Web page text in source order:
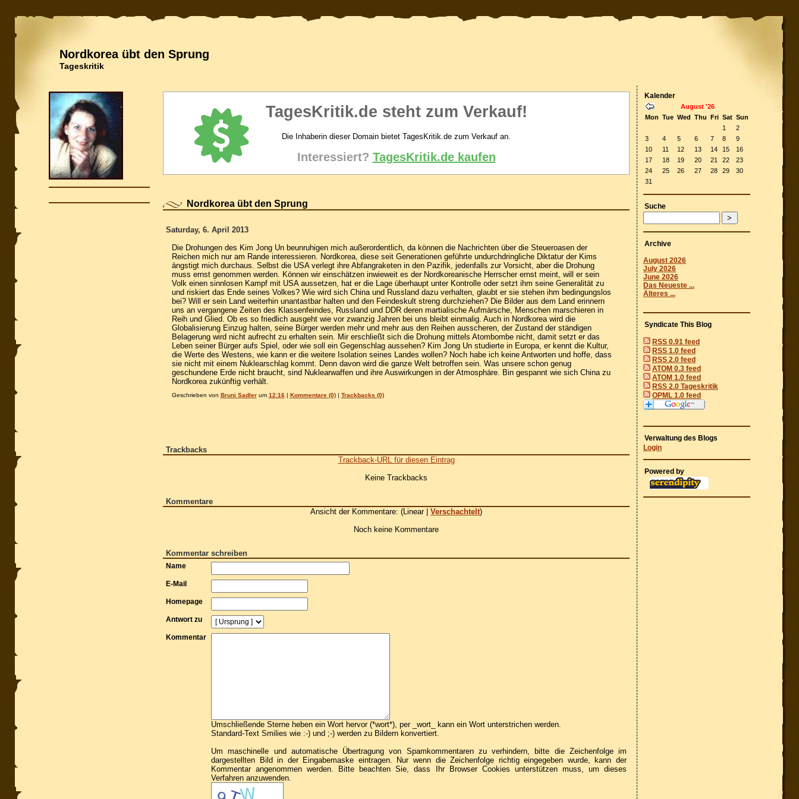
Nordkorea übt den Sprung
Tageskritik
TagesKritik.de steht zum Verkauf!
Die Inhaberin dieser Domain bietet TagesKritik.de zum Verkauf an.
Interessiert? TagesKritik.de kaufen
Nordkorea übt den Sprung
Saturday, 6. April 2013
Die Drohungen des Kim Jong Un beunruhigen mich außerordentlich, da können die Nachrichten über die Steueroasen der
Reichen mich nur am Rande interessieren. Nordkorea, diese seit Generationen geführte undurchdringliche Diktatur der Kims
ängstigt mich durchaus. Selbst die USA verlegt ihre Abfangraketen in den Pazifik, jedenfalls zur Vorsicht, aber die Drohung
muss ernst genommen werden. Können wir einschätzen inwieweit es der Nordkoreanische Herrscher ernst meint, will er sein
Volk einen sinnlosen Kampf mit USA aussetzen, hat er die Lage überhaupt unter Kontrolle oder setzt ihm seine Generalität zu
und riskiert das Ende seines Volkes? Wie wird sich China und Russland dazu verhalten, glaubt er sie stehen ihm bedingungslos
bei? Will er sein Land weiterhin unantastbar halten und den Feindeskult streng durchziehen? Die Bilder aus dem Land erinnern
uns an vergangene Zeiten des Klassenfeindes, Russland und DDR deren martialische Aufmärsche, Menschen marschieren in
Reih und Glied. Ob es so friedlich ausgeht wie vor zwanzig Jahren bei uns bleibt einmalig. Auch in Nordkorea wird die
Globalisierung Einzug halten, seine Bürger werden mehr und mehr aus den Reihen ausscheren, der Zustand der ständigen
Belagerung wird nicht aufrecht zu erhalten sein. Mir erschließt sich die Drohung mittels Atombombe nicht, damit setzt er das
Leben seiner Bürger aufs Spiel, oder wie soll ein Gegenschlag aussehen? Kim Jong Un studierte in Europa, er kennt die Kultur,
die Werte des Westens, wie kann er die weitere Isolation seines Landes wollen? Noch habe ich keine Antworten und hoffe, dass
sie nicht mit einem Nuklearschlag kommt. Denn davon wird die ganze Welt betroffen sein. Was unsere schon genug
geschundene Erde nicht braucht, sind Nuklearwaffen und ihre Auswirkungen in der Atmosphäre. Bin gespannt wie sich China zu
Nordkorea zukünftig verhält.
Geschrieben von Bruni Sadlerum 12:16| Kommentare (0)| Trackbacks (0)
Trackbacks
Trackback-URL für diesen Eintrag
Keine Trackbacks
Kommentare
Ansicht der Kommentare: (Linear | Verschachtelt)
Noch keine Kommentare
Kommentar schreiben
Name
E-Mail
Homepage
Antwort zu
Kommentar
Umschließende Sterne heben ein Wort hervor (*wort*), per _wort_ kann ein Wort unterstrichen werden.
Standard-Text Smilies wie :-) und ;-) werden zu Bildern konvertiert.
Um maschinelle und automatische Übertragung von Spamkommentaren zu verhindern, bitte die Zeichenfolge im
dargestellten Bild in der Eingabemaske eintragen. Nur wenn die Zeichenfolge richtig eingegeben wurde, kann der
Kommentar angenommen werden. Bitte beachten Sie, dass Ihr Browser Cookies unterstützen muss, um dieses
Verfahren anzuwenden.
Kalender
August '26
Mon Tue Wed Thu Fri Sat Sun
1
2
3
4 5 6 7 8
9
10
11 12 13 14 15
16
17
18 19 20 21 22
23
24
25 26 27 28 29
30
31
Suche
Archive
August 2026
July 2026
June 2026
Das Neueste ...
Älteres ...
Syndicate This Blog
RSS 0.91 feed
RSS 1.0 feed
RSS 2.0 feed
ATOM 0.3 feed
ATOM 1.0 feed
RSS 2.0 Tageskritik
OPML 1.0 feed
Verwaltung des Blogs
Login
Powered by